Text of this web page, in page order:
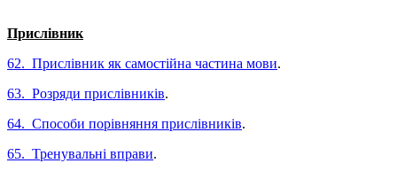
Прислівник
62. Прислівник як самостійна частина мови.
63. Розряди прислівників.
64. Способи порівняння прислівників.
65. Тренувальні вправи.